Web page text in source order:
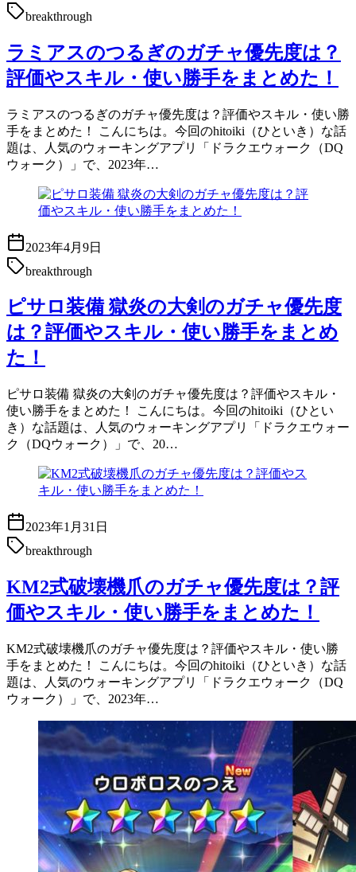
breakthrough
ラミアスのつるぎのガチャ優先度は？
評価やスキル・使い勝手をまとめた！
ラミアスのつるぎのガチャ優先度は？評価やスキル・使い勝
手をまとめた！ こんにちは。今回のhitoiki（ひといき）な話
題は、人気のウォーキングアプリ「ドラクエウォーク（DQ
ウォーク）」で、2023年…
2023年4月9日
breakthrough
ピサロ装備 獄炎の大剣のガチャ優先度
は？評価やスキル・使い勝手をまとめ
た！
ピサロ装備 獄炎の大剣のガチャ優先度は？評価やスキル・
使い勝手をまとめた！ こんにちは。今回のhitoiki（ひとい
き）な話題は、人気のウォーキングアプリ「ドラクエウォー
ク（DQウォーク）」で、20…
2023年1月31日
breakthrough
KM2式破壊機爪のガチャ優先度は？評
価やスキル・使い勝手をまとめた！
KM2式破壊機爪のガチャ優先度は？評価やスキル・使い勝
手をまとめた！ こんにちは。今回のhitoiki（ひといき）な話
題は、人気のウォーキングアプリ「ドラクエウォーク（DQ
ウォーク）」で、2023年…